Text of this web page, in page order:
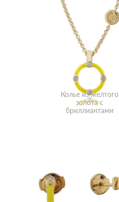
Колье из желтого
золота с
бриллиантами